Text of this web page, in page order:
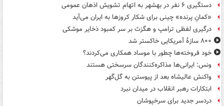
دستگیری ۶ نفر در بهشهر به اتهام تشویش اذهان عمومی
«کمانِ پرنده» چینی برای شکار کروزها به ایران می‌آید
درگیری لفظی ترامپ و هگزث بر سر کمبود ذخایر موشکی
۸۰۰ سازۀ آمریکایی خاکستر شد
خود فروخته‌ها چطور با موساد همکاری می‌کردند؟
ونس: ایرانی‌ها مذاکره‌کنندگان سرسختی هستند
واکنش عالیشاه بعد از پیوستن به گل‌گهر
ابتکارات رهبر انقلاب در میدان نبرد
دردسر جدید برای سرخپوشان